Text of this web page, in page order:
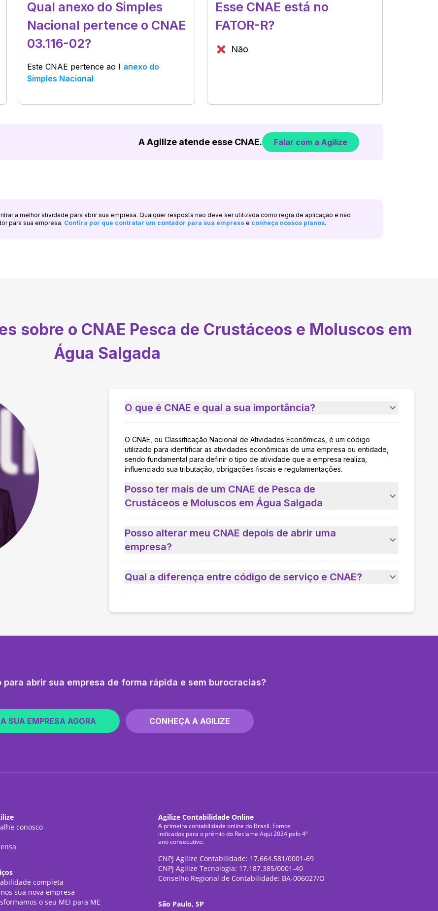
Qual anexo do Simples
Nacional pertence o CNAE
03.116-02?
Este CNAE pertence ao I anexo do
Simples Nacional
Esse CNAE está no
FATOR-R?
Não
A Agilize atende esse CNAE. Falar com a Agilize
a melhor atividade para abrir sua empresa. Qualquer resposta não deve ser utilizada como regra de aplicação e não
para sua empresa. Confira por que contratar um contador para sua empresa e conheça nossos planos.
sobre o CNAE Pesca de Crustáceos e Moluscos em
Água Salgada
O que é CNAE e qual a sua importância?
O CNAE, ou Classificação Nacional de Atividades Econômicas, é um código
utilizado para identificar as atividades econômicas de uma empresa ou entidade,
sendo fundamental para definir o tipo de atividade que a empresa realiza,
influenciado sua tributação, obrigações fiscais e regulamentações.
Posso ter mais de um CNAE de Pesca de
Crustáceos e Moluscos em Água Salgada
Posso alterar meu CNAE depois de abrir uma
empresa?
Qual a diferença entre código de serviço e CNAE?
para abrir sua empresa de forma rápida e sem burocracias?
SUA EMPRESA AGORA CONHEÇA A AGILIZE
conosco
completa
sua nova empresa
o seu MEI para ME
Agilize Contabilidade Online
A primeira contabilidade online do Brasil. Fomos
indicados para o prêmio do Reclame Aqui 2024 pelo 4º
ano consecutivo.
CNPJ Agilize Contabilidade: 17.664.581/0001-69
CNPJ Agilize Tecnologia: 17.187.385/0001-40
Conselho Regional de Contabilidade: BA-006027/O
São Paulo, SP